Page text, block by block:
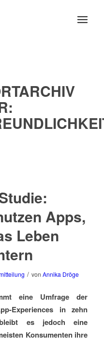
Apps,
Leben
/ vonAnnika Dröge
eine Umfrage der
Experiences in zehn
es jedoch eine
Konsumenten ihre